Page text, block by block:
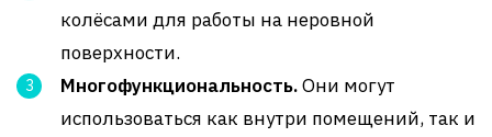
колёсами для работы на неровной
поверхности.
Многофункциональность.Они могут
использоваться как внутри помещений, так и